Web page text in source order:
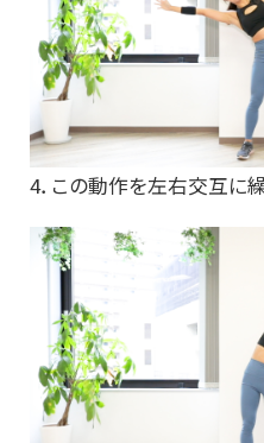
4．この動作を左右交互に